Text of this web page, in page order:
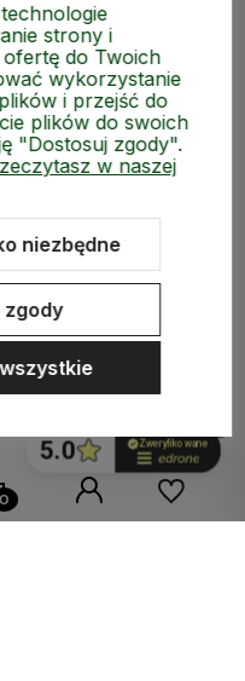
strony i
do Twoich
wykorzystanie
i przejść do
plików do swoich
"Dostosuj zgody".
w naszej
niezbędne
zgody